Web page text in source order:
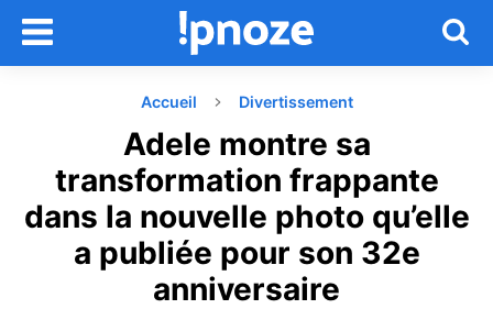
Accueil Divertissement
Adele montre sa
transformation frappante
dans la nouvelle photo qu’elle
a publiée pour son 32e
anniversaire